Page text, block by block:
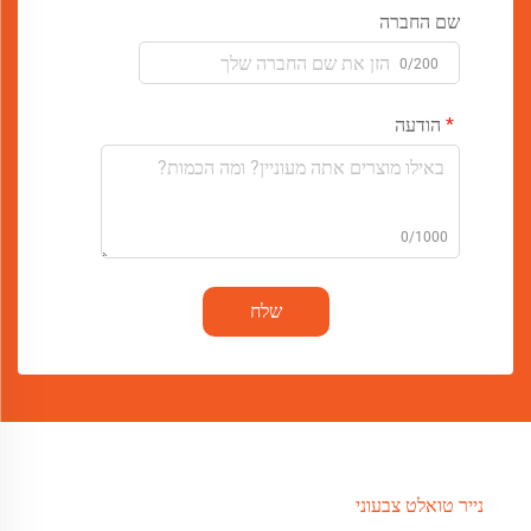
שם החברה
0/200
הודעה
0/1000
שלח
נייר טואלט צבעוני